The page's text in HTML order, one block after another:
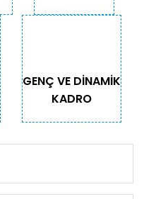
GENÇ VE DİNAMİK
KADRO